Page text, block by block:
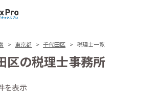
東京都 千代田区 税理士一覧
区の税理士事務所
を表示